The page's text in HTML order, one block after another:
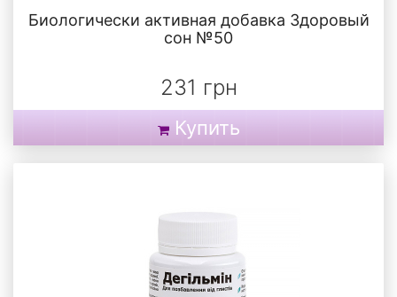
Биологически активная добавка Здоровый
сон №50
231 грн
Купить